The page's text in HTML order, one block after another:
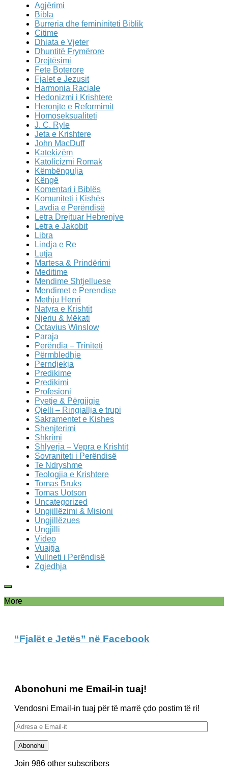
Agjërimi
Bibla
Burreria dhe femininiteti Biblik
Citime
Dhiata e Vjeter
Dhuntitë Frymërore
Drejtësimi
Fete Boterore
Fjalet e Jezusit
Harmonia Raciale
Hedonizmi i Krishtere
Heronjte e Reformimit
Homoseksualiteti
J. C. Ryle
Jeta e Krishtere
John MacDuff
Katekizëm
Katolicizmi Romak
Këmbëngulja
Këngë
Komentari i Biblës
Komuniteti i Kishës
Lavdia e Perëndisë
Letra Drejtuar Hebrenjve
Letra e Jakobit
Libra
Lindja e Re
Lutja
Martesa & Prindërimi
Meditime
Mendime Shtjelluese
Mendimet e Perendise
Methju Henri
Natyra e Krishtit
Njeriu & Mëkati
Octavius Winslow
Paraja
Perëndia – Triniteti
Përmbledhje
Perndjekja
Predikime
Predikimi
Profesioni
Pyetje & Përgjigje
Qielli – Ringjallja e trupi
Sakramentet e Kishes
Shenjterimi
Shkrimi
Shlyerja – Vepra e Krishtit
Sovraniteti i Perëndisë
Te Ndryshme
Teologjia e Krishtere
Tomas Bruks
Tomas Uotson
Uncategorized
Ungjillëzimi & Misioni
Ungjillëzues
Ungjilli
Video
Vuajtja
Vullneti i Perëndisë
Zgjedhja
More
“Fjalët e Jetës” në Facebook
Abonohuni me Email-in tuaj!
Vendosni Email-in tuaj për të marrë çdo postim të ri!
Adresa
e
Email-
it
Abonohu
Join 986 other subscribers